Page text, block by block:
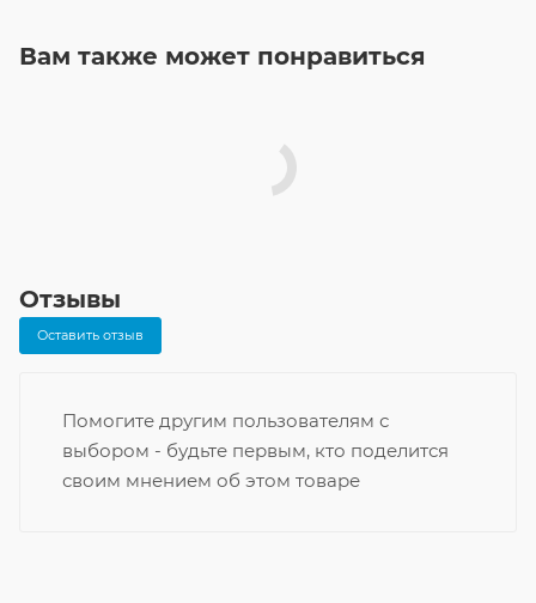
Вам также может понравиться
Отзывы
Оставить отзыв
Помогите другим пользователям с
выбором - будьте первым, кто поделится
своим мнением об этом товаре